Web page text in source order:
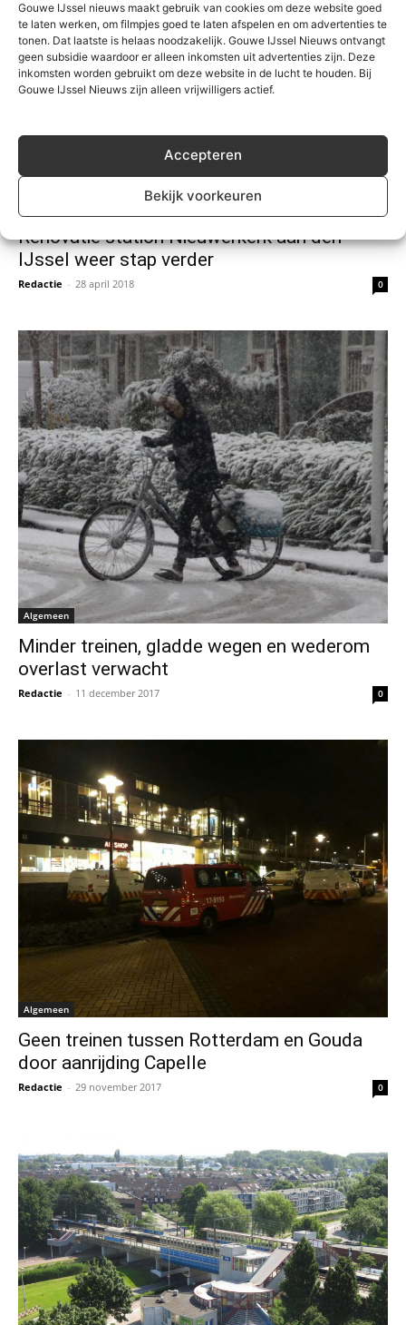
Gouwe IJssel nieuws maakt gebruik van cookies om deze website goed
te laten werken, om filmpjes goed te laten afspelen en om advertenties te
tonen. Dat laatste is helaas noodzakelijk. Gouwe IJssel Nieuws ontvangt
geen subsidie waardoor er alleen inkomsten uit advertenties zijn. Deze
inkomsten worden gebruikt om deze website in de lucht te houden. Bij
Gouwe IJssel Nieuws zijn alleen vrijwilligers actief.
Accepteren
Bekijk voorkeuren
Renovatie station Nieuwerkerk aan den
IJssel weer stap verder
Redactie - 28 april 2018 0
Algemeen
Minder treinen, gladde wegen en wederom
overlast verwacht
Redactie - 11 december 2017 0
Algemeen
Geen treinen tussen Rotterdam en Gouda
door aanrijding Capelle
Redactie - 29 november 2017 0